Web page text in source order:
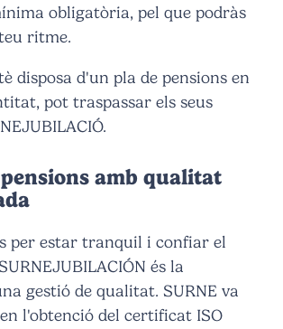
obligatòria, pel que podràs
ritme.
disposa d'un pla de pensions en
pot traspassar els seus
amb qualitat
per estar tranquil i confiar el
és la
gestió de qualitat. SURNE va
l'obtenció del certificat ISO